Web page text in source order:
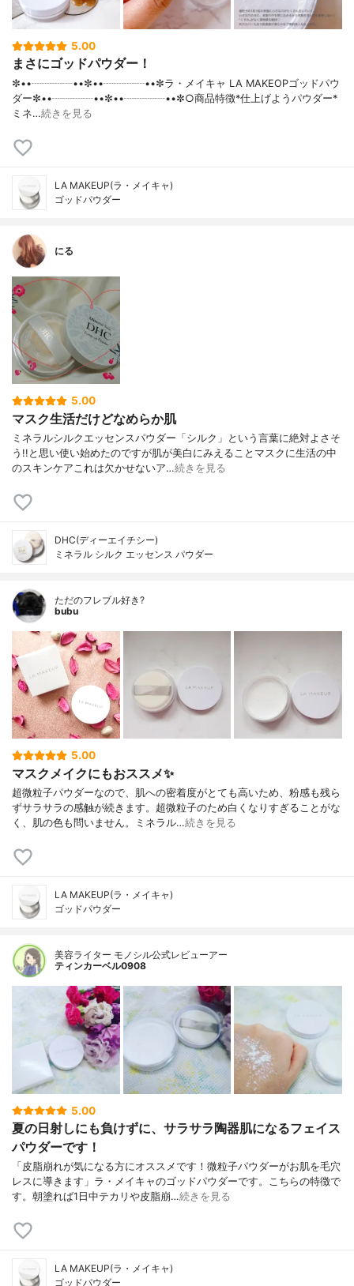
5.00
まさにゴッドパウダー！
✼••┈┈┈┈••✼••┈┈┈┈••✼ラ・メイキャ LA MAKEOPゴッドパウ
ダー✼••┈┈┈┈••✼••┈┈┈┈••✼○商品特徴*仕上げようパウダー*
ミネ…続きを見る
LA MAKEUP(ラ・メイキャ)
ゴッドパウダー
にる
5.00
マスク生活だけどなめらか肌
ミネラルシルクエッセンスパウダー「シルク」という言葉に絶対よさそ
う!!と思い使い始めたのですが肌が美白にみえることマスクに生活の中
のスキンケアこれは欠かせないア…続きを見る
DHC(ディーエイチシー)
ミネラル シルク エッセンス パウダー
ただのフレブル好き?
bubu
5.00
マスクメイクにもおススメ✨
超微粒子パウダーなので、肌への密着度がとても高いため、粉感も残ら
ずサラサラの感触が続きます。超微粒子のため白くなりすぎることがな
く、肌の色も問いません。ミネラル…続きを見る
LA MAKEUP(ラ・メイキャ)
ゴッドパウダー
美容ライター モノシル公式レビューアー
ティンカーベル0908
5.00
夏の日射しにも負けずに、サラサラ陶器肌になるフェイス
パウダーです！
「皮脂崩れが気になる方にオススメです！微粒子パウダーがお肌を毛穴
レスに導きます」ラ・メイキャのゴッドパウダーです。こちらの特徴で
す。朝塗れば1日中テカリや皮脂崩…続きを見る
LA MAKEUP(ラ・メイキャ)
ゴッドパウダー